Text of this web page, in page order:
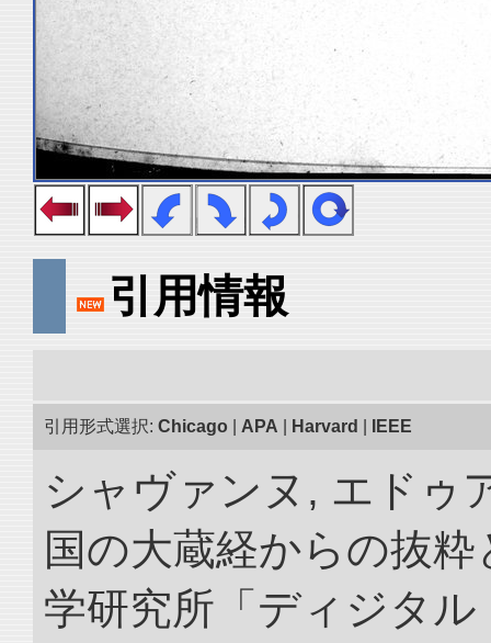
引用情報
引用形式選択: Chicago APA Harvard IEEE
シャヴァンヌ, エドゥ
国の大蔵経からの抜
学研究所「ディジタ